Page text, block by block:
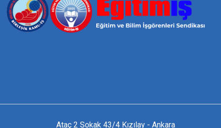
Ataç 2 Sokak 43/4 Kızılay - Ankara